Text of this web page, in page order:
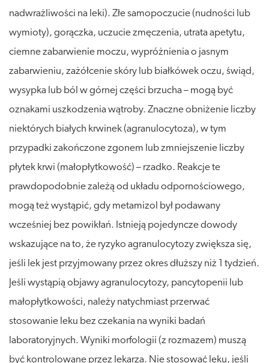
nadwrażliwości na leki). Złe samopoczucie (nudności lub
wymioty), gorączka, uczucie zmęczenia, utrata apetytu,
ciemne zabarwienie moczu, wypróżnienia o jasnym
zabarwieniu, zażółcenie skóry lub białkówek oczu, świąd,
wysypka lub ból w górnej części brzucha – mogą być
oznakami uszkodzenia wątroby. Znaczne obniżenie liczby
niektórych białych krwinek (agranulocytoza), w tym
przypadki zakończone zgonem lub zmniejszenie liczby
płytek krwi (małopłytkowość) – rzadko. Reakcje te
prawdopodobnie zależą od układu odpornościowego,
mogą też wystąpić, gdy metamizol był podawany
wcześniej bez powikłań. Istnieją pojedyncze dowody
wskazujące na to, że ryzyko agranulocytozy zwiększa się,
jeśli lek jest przyjmowany przez okres dłuższy niż 1 tydzień.
Jeśli wystąpią objawy agranulocytozy, pancytopenii lub
małopłytkowości, należy natychmiast przerwać
stosowanie leku bez czekania na wyniki badań
laboratoryjnych. Wyniki morfologii (z rozmazem) muszą
być kontrolowane przez lekarza. Nie stosować leku, jeśli